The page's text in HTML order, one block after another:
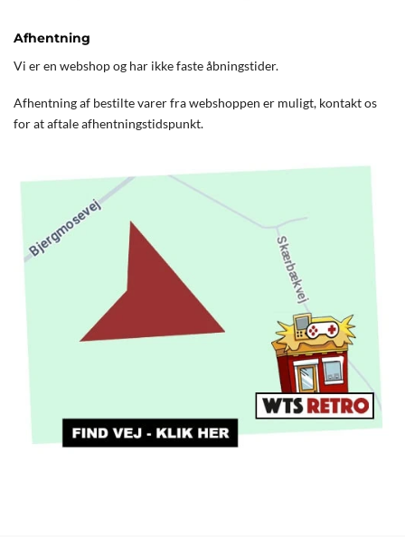
Afhentning
Vi er en webshop og har ikke faste åbningstider.
Afhentning af bestilte varer fra webshoppen er muligt, kontakt os
for at aftale afhentningstidspunkt.